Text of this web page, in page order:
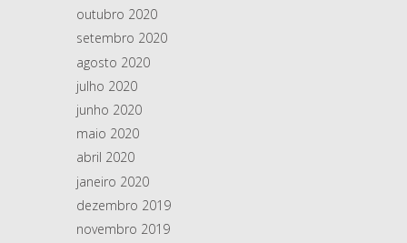
outubro 2020
setembro 2020
agosto 2020
julho 2020
junho 2020
maio 2020
abril 2020
janeiro 2020
dezembro 2019
novembro 2019